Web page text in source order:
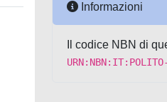
Informazioni
Il codice NBN di